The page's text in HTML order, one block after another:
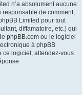
n’a absolument aucune
responsable de comment,
Limited pour tout
diffamatoire, etc.) qui
phpBB.com ou le logiciel
à phpBB
ce logiciel, attendez-vous